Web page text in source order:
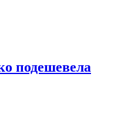
подешевела